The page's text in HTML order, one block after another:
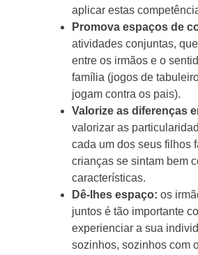
aplicar estas
Promova espaços de
atividades conjuntas,
entre os irmãos e o
família (jogos de
jogam contra os pais).
Valorize as diferenças
valorizar as
cada um dos seus filhos
crianças se sintam bem
características.
Dê-lhes espaço: os
juntos é tão importante
experienciar a sua
sozinhos, sozinhos com